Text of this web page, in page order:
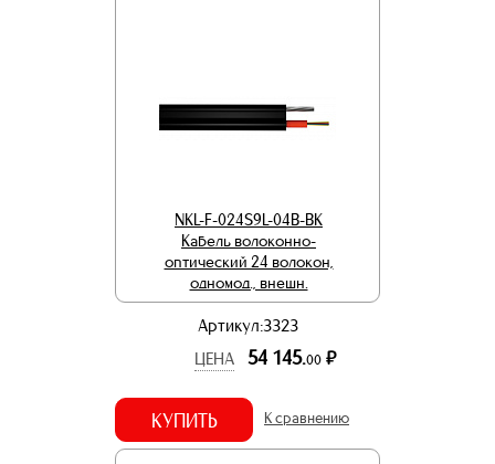
NKL-F-024S9L-04B-BK
Кабель волоконно-
оптический 24 волокон,
одномод., внешн.
Артикул:3323
ЦЕНА
54 145.00 р.
КУПИТЬ К сравнению